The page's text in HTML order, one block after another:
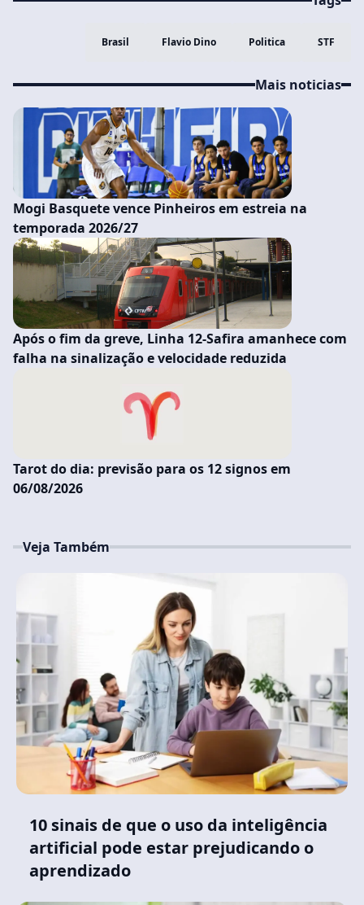
Brasil Flavio Dino Politica STF
Mais noticias
Mogi Basquete vence Pinheiros em estreia na
temporada 2026/27
Após o fim da greve, Linha 12-Safira amanhece com
falha na sinalização e velocidade reduzida
Tarot do dia: previsão para os 12 signos em
06/08/2026
Veja Também
10 sinais de que o uso da inteligência
artificial pode estar prejudicando o
aprendizado